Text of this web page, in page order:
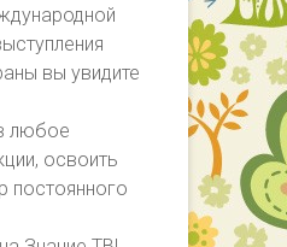
вы увидите
любое
освоить
постоянного